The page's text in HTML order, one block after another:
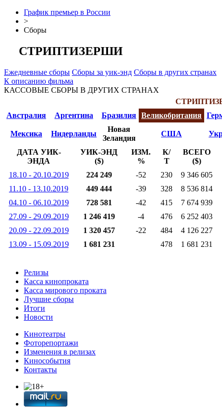
График премьер в России
>
Сборы
СТРИПТИЗЕРШИ
Ежедневные сборы Сборы за уик-энд Сборы в других странах
К описанию фильма
КАССОВЫЕ СБОРЫ В ДРУГИХ СТРАНАХ
Австралия
Аргентина Бразилия Великобритания
Мексика Нидерланды
Новая
Зеландия
США
ДАТА УИК-
ЭНДА
УИК-ЭНД
($)
ИЗМ.
%
К/
Т
ВСЕГО
($)
18.10 - 20.10.2019
224 249 -52 230
9 346 605
11.10 - 13.10.2019
449 444 -39 328
8 536 814
04.10 - 06.10.2019
728 581 -42 415
7 674 939
27.09 - 29.09.2019
1 246 419 -4 476
6 252 403
20.09 - 22.09.2019
1 320 457 -22 484
4 126 227
13.09 - 15.09.2019
1 681 231 478 1 681 231
Релизы
Касса кинопроката
Касса мирового проката
Лучшие сборы
Итоги
Новости
Кинотеатры
Фоторепортажи
Изменения в релизах
Кинособытия
Контакты